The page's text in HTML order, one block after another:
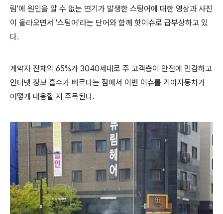
림'에 원인을 알 수 없는 연기가 발생한 스팅어에 대한 영상과 사진
이 올라오면서 '스팀어'라는 단어와 함께 핫이슈로 급부상하고 있
다.
계약자 전체의 65%가 3040세대로 주 고객층이 안전에 민감하고
인터넷 정보 흡수가 빠르다는 점에서 이번 이슈를 기아자동차가
어떻게 대응할 지 주목된다.